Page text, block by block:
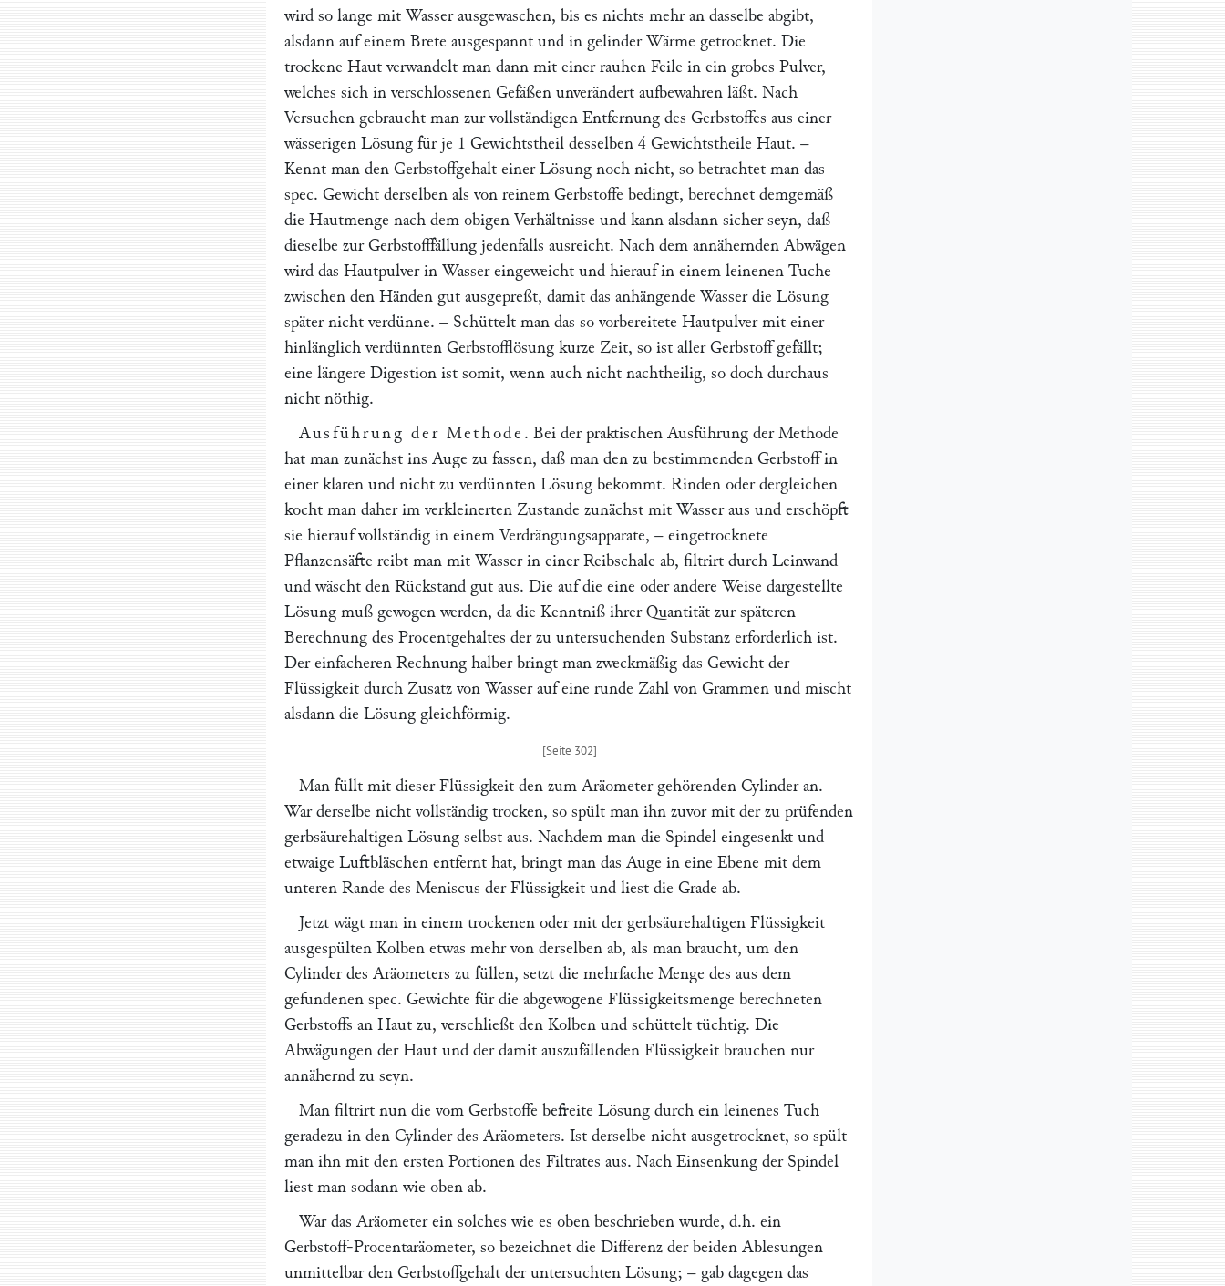
wird so lange mit Wasser ausgewaschen, bis es nichts mehr an dasselbe abgibt,
alsdann auf einem Brete ausgespannt und in gelinder Wärme getrocknet. Die
trockene Haut verwandelt man dann mit einer rauhen Feile in ein grobes Pulver,
welches sich in verschlossenen Gefäßen unverändert aufbewahren läßt. Nach
Versuchen gebraucht man zur vollständigen Entfernung des Gerbstoffes aus einer
wässerigen Lösung für je 1 Gewichtstheil desselben 4 Gewichtstheile Haut. –
Kennt man den Gerbstoffgehalt einer Lösung noch nicht, so betrachtet man das
spec. Gewicht derselben als von reinem Gerbstoffe bedingt, berechnet demgemäß
die Hautmenge nach dem obigen Verhältnisse und kann alsdann sicher seyn, daß
dieselbe zur Gerbstofffällung jedenfalls ausreicht. Nach dem annähernden Abwägen
wird das Hautpulver in Wasser eingeweicht und hierauf in einem leinenen Tuche
zwischen den Händen gut ausgepreßt, damit das anhängende Wasser die Lösung
später nicht verdünne. – Schüttelt man das so vorbereitete Hautpulver mit einer
hinlänglich verdünnten Gerbstofflösung kurze Zeit, so ist aller Gerbstoff gefällt;
eine längere Digestion ist somit, wenn auch nicht nachtheilig, so doch durchaus
nicht nöthig.
Ausführung der Methode . Bei der praktischen Ausführung der Methode
hat man zunächst ins Auge zu fassen, daß man den zu bestimmenden Gerbstoff in
einer klaren und nicht zu verdünnten Lösung bekommt. Rinden oder dergleichen
kocht man daher im verkleinerten Zustande zunächst mit Wasser aus und erschöpft
sie hierauf vollständig in einem Verdrängungsapparate, – eingetrocknete
Pflanzensäfte reibt man mit Wasser in einer Reibschale ab, filtrirt durch Leinwand
und wäscht den Rückstand gut aus. Die auf die eine oder andere Weise dargestellte
Lösung muß gewogen werden, da die Kenntniß ihrer Quantität zur späteren
Berechnung des Procentgehaltes der zu untersuchenden Substanz erforderlich ist.
Der einfacheren Rechnung halber bringt man zweckmäßig das Gewicht der
Flüssigkeit durch Zusatz von Wasser auf eine runde Zahl von Grammen und mischt
alsdann die Lösung gleichförmig.
Man füllt mit dieser Flüssigkeit den zum Aräometer gehörenden Cylinder an.
War derselbe nicht vollständig trocken, so spült man ihn zuvor mit der zu prüfenden
gerbsäurehaltigen Lösung selbst aus. Nachdem man die Spindel eingesenkt und
etwaige Luftbläschen entfernt hat, bringt man das Auge in eine Ebene mit dem
unteren Rande des Meniscus der Flüssigkeit und liest die Grade ab.
Jetzt wägt man in einem trockenen oder mit der gerbsäurehaltigen Flüssigkeit
ausgespülten Kolben etwas mehr von derselben ab, als man braucht, um den
Cylinder des Aräometers zu füllen, setzt die mehrfache Menge des aus dem
gefundenen spec. Gewichte für die abgewogene Flüssigkeitsmenge berechneten
Gerbstoffs an Haut zu, verschließt den Kolben und schüttelt tüchtig. Die
Abwägungen der Haut und der damit auszufällenden Flüssigkeit brauchen nur
annähernd zu seyn.
Man filtrirt nun die vom Gerbstoffe befreite Lösung durch ein leinenes Tuch
geradezu in den Cylinder des Aräometers. Ist derselbe nicht ausgetrocknet, so spült
man ihn mit den ersten Portionen des Filtrates aus. Nach Einsenkung der Spindel
liest man sodann wie oben ab.
War das Aräometer ein solches wie es oben beschrieben wurde, d.h. ein
Gerbstoff-Procentaräometer, so bezeichnet die Differenz der beiden Ablesungen
unmittelbar den Gerbstoffgehalt der untersuchten Lösung; – gab dagegen das